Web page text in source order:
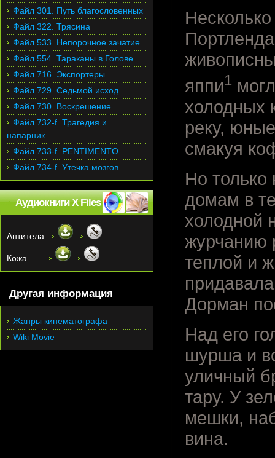
яппи1
холодных
реку,
смакуя
Но только
домам в
холодной
журчанию
теплой и
Дорман
Над его
шурша и
уличный
тару. У
мешки,
вина.
Файл 301. Путь благословенных
Файл 322. Трясина
Файл 533. Непорочное зачатие
Файл 554. Тараканы в Голове
Файл 716. Экспортеры
Файл 729. Седьмой исход
Файл 730. Воскрешение
Файл 732-f. Трагедия и
напарник
Файл 733-f. PENTIMENTO
Файл 734-f. Утечка мозгов.
Аудиокниги X Files
Антитела
Кожа
Другая информация
Жанры кинематографа
Wiki Movie